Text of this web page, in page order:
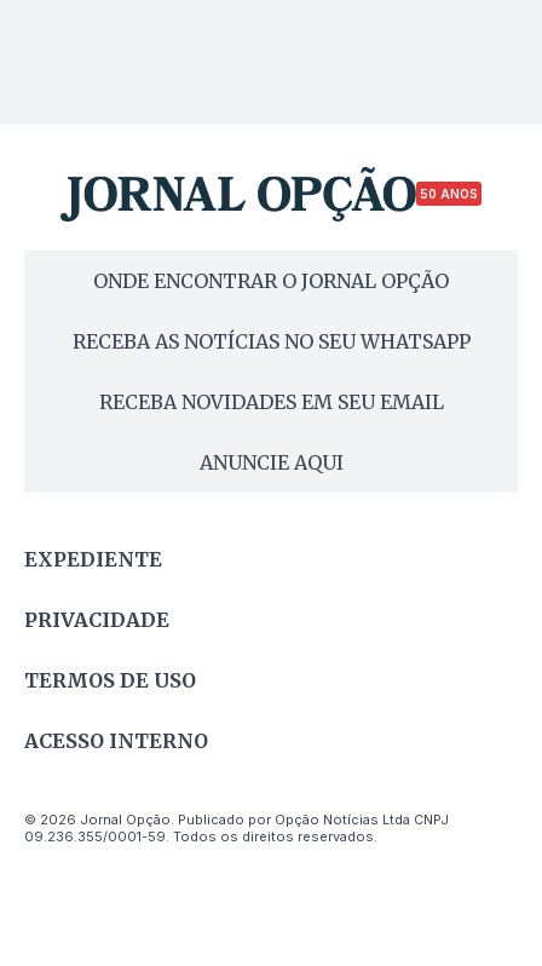
50 ANOS
ONDE ENCONTRAR O JORNAL OPÇÃO
RECEBA AS NOTÍCIAS NO SEU WHATSAPP
RECEBA NOVIDADES EM SEU EMAIL
ANUNCIE AQUI
EXPEDIENTE
PRIVACIDADE
TERMOS DE USO
ACESSO INTERNO
© 2026 Jornal Opção. Publicado por Opção Notícias Ltda CNPJ
09.236.355/0001-59. Todos os direitos reservados.